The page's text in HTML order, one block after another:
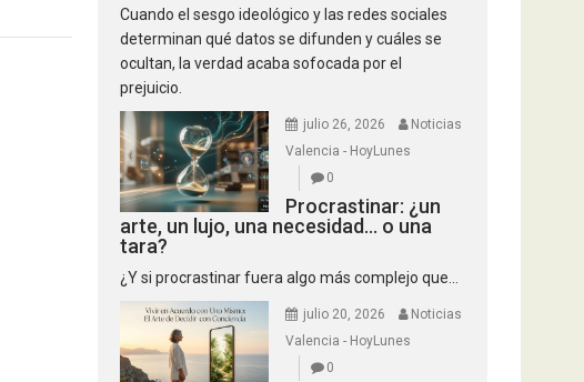
Cuando el sesgo ideológico y las redes sociales
determinan qué datos se difunden y cuáles se
ocultan, la verdad acaba sofocada por el
prejuicio.
julio 26, 2026
Noticias
Valencia - HoyLunes
0
Procrastinar: ¿un
arte, un lujo, una necesidad… o una
tara?
¿Y si procrastinar fuera algo más complejo que...
julio 20, 2026
Noticias
Valencia - HoyLunes
0